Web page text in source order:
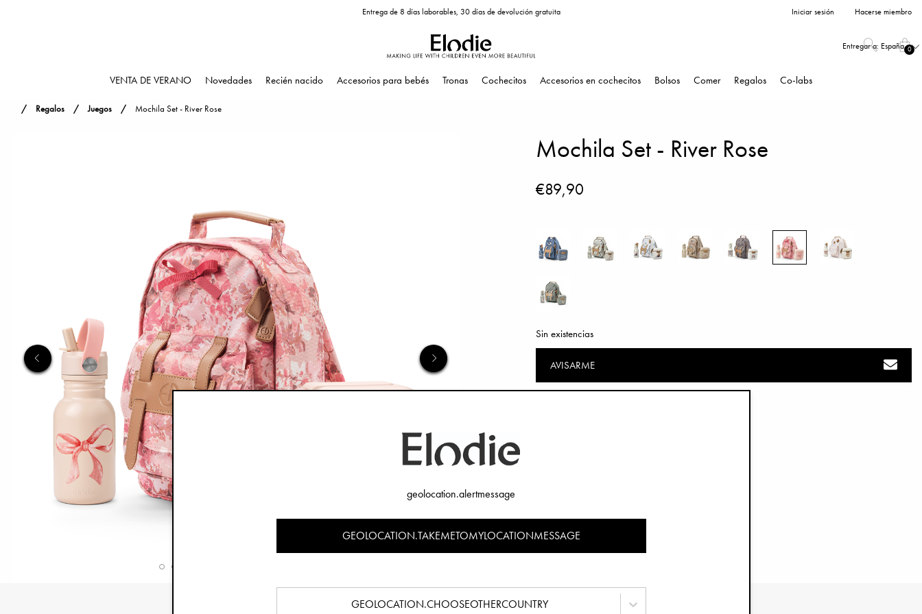
Entrega de 8 días laborables, 30 días de devolución gratuita Iniciar sesión Hacerse miembro
Entregar a: España 0
VENTA DE VERANO Novedades Recién nacido Accesorios para bebés Tronas Cochecitos Accesorios en cochecitos Bolsos Comer Regalos Co-labs
Regalos Juegos Mochila Set - River Rose
Mochila Set - River Rose
€89,90
Sin existencias
AVISARME
geolocation.alertmessage
GEOLOCATION.TAKEMETOMYLOCATIONMESSAGE
GEOLOCATION.CHOOSEOTHERCOUNTRY